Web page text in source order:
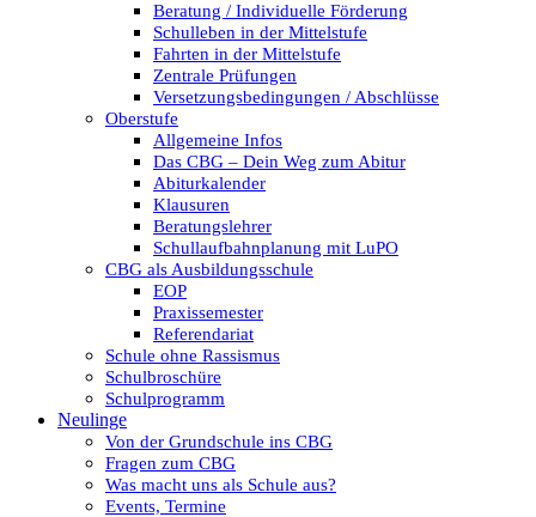
Beratung / Individuelle Förderung
Schulleben in der Mittelstufe
Fahrten in der Mittelstufe
Zentrale Prüfungen
Versetzungsbedingungen / Abschlüsse
Oberstufe
Allgemeine Infos
Das CBG – Dein Weg zum Abitur
Abiturkalender
Klausuren
Beratungslehrer
Schullaufbahnplanung mit LuPO
CBG als Ausbildungsschule
EOP
Praxissemester
Referendariat
Schule ohne Rassismus
Schulbroschüre
Schulprogramm
Neulinge
Von der Grundschule ins CBG
Fragen zum CBG
Was macht uns als Schule aus?
Events, Termine